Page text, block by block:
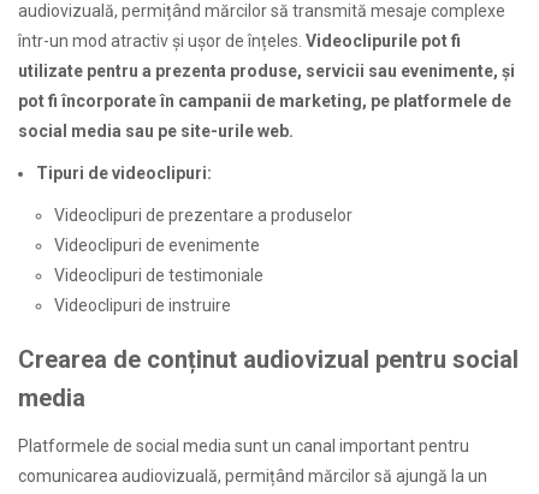
audiovizuală, permițând mărcilor să transmită mesaje complexe
într-un mod atractiv și ușor de înțeles. Videoclipurile pot fi
utilizate pentru a prezenta produse, servicii sau evenimente, și
pot fi încorporate în campanii de marketing, pe platformele de
social media sau pe site-urile web.
Tipuri de videoclipuri:
Videoclipuri de prezentare a produselor
Videoclipuri de evenimente
Videoclipuri de testimoniale
Videoclipuri de instruire
Crearea de conținut audiovizual pentru social
media
Platformele de social media sunt un canal important pentru
comunicarea audiovizuală, permițând mărcilor să ajungă la un